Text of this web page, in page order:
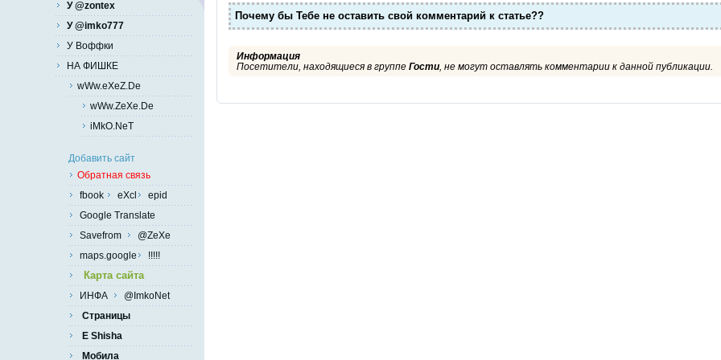
Почему бы Тебе не оставить свой комментарий к статье??
Информация
Посетители, находящиеся в группе Гости, не могут оставлять комментарии к данной публикации.
У @zontex
У @imko777
У Воффки
НА ФИШКЕ
wWw.eXeZ.De
wWw.ZeXe.De
iMkO.NeT
Добавить сайт
Обратная связь
fbook
eXcl
epid
Google Translate
Savefrom
@ZeXe
maps.google
!!!!!
Карта сайта
ИНФА
@ImkoNet
Страницы
E Shisha
Мобила